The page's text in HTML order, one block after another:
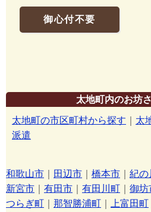
御心付不要
太地町内のお坊
太地町の市区町村から探す
太
派遣
和歌山市 田辺市 橋本市 紀の
新宮市
有田市 有田川町 御坊
つらぎ町
那智勝浦町 上富田町